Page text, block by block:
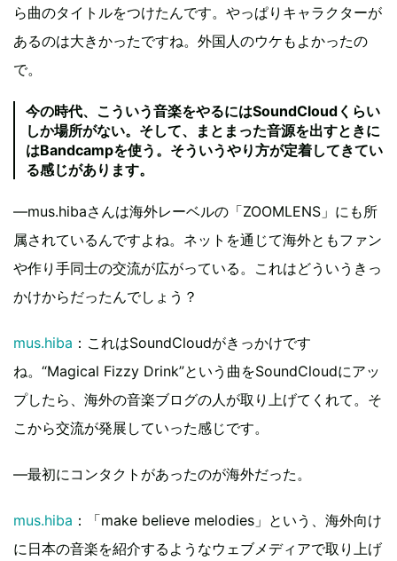
ら曲のタイトルをつけたんです。やっぱりキャラクターが
あるのは大きかったですね。外国人のウケもよかったの
で。
今の時代、こういう音楽をやるにはSoundCloudくらい
しか場所がない。そして、まとまった音源を出すときに
はBandcampを使う。そういうやり方が定着してきてい
る感じがあります。
―mus.hibaさんは海外レーベルの「ZOOMLENS」にも所
属されているんですよね。ネットを通じて海外ともファン
や作り手同士の交流が広がっている。これはどういうきっ
かけからだったんでしょう？
mus.hiba ：これはSoundCloudがきっかけです
ね。“Magical Fizzy Drink”という曲をSoundCloudにアッ
プしたら、海外の音楽ブログの人が取り上げてくれて。そ
こから交流が発展していった感じです。
―最初にコンタクトがあったのが海外だった。
mus.hiba ：「make believe melodies」という、海外向け
に日本の音楽を紹介するようなウェブメディアで取り上げ